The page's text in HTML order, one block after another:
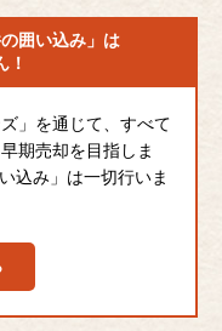
の囲い込み」は
！
」を通じて、すべて
期売却を目指しま
込み」は一切行いま